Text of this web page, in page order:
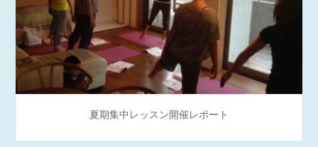
夏期集中レッスン開催レポート